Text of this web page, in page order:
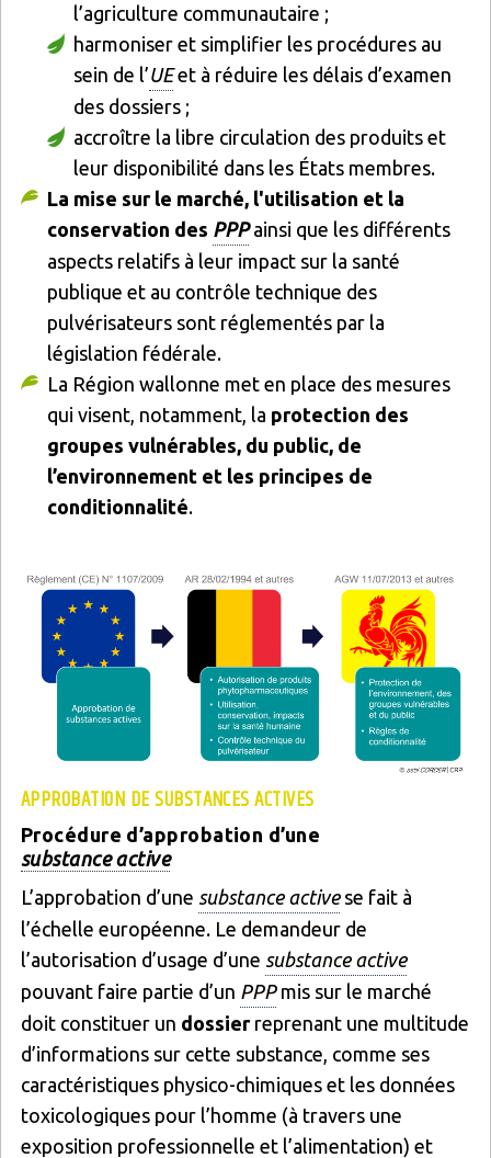
l’agriculture communautaire ;
harmoniser et simplifier les procédures au
sein de l’UEet à réduire les délais d’examen
des dossiers ;
accroître la libre circulation des produits et
leur disponibilité dans les États membres.
La mise sur le marché, l'utilisation et la
conservation des PPPainsi que les différents
aspects relatifs à leur impact sur la santé
publique et au contrôle technique des
pulvérisateurs sont réglementés par la
législation fédérale.
La Région wallonne met en place des mesures
qui visent, notamment, la protection des
groupes vulnérables, du public, de
l’environnement et les principes de
conditionnalité.
APPROBATION DE SUBSTANCES ACTIVES
Procédure d’approbation d’une
substance active
L’approbation d’une substance activese fait à
l’échelle européenne. Le demandeur de
l’autorisation d’usage d’une substance active
pouvant faire partie d’un PPPmis sur le marché
doit constituer un dossierreprenant une multitude
d’informations sur cette substance, comme ses
caractéristiques physico-chimiques et les données
toxicologiques pour l’homme (à travers une
exposition professionnelle et l’alimentation) et